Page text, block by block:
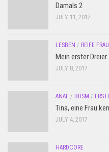
Damals 2
JULY 11, 2017
LESBEN / REIFE
Mein erster Dreier
JULY 8, 2017
ANAL / BDSM /
Tina, eine Frau
JULY 4, 2017
HARDCORE